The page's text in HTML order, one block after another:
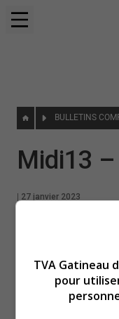
BULLETINS
Midi13
27 janvier 2023
TVA Gatineau
pour